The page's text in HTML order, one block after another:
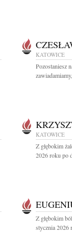
KATOWICE
Pozostaniesz
KATOWICE
Z głębokim
2026 roku po
Z głębokim
stycznia 2026